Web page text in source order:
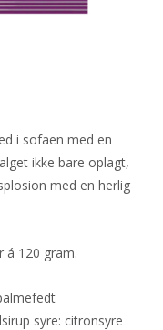
i sofaen med en
ikke bare oplagt,
med en herlig
á 120 gram.
syre: citronsyre